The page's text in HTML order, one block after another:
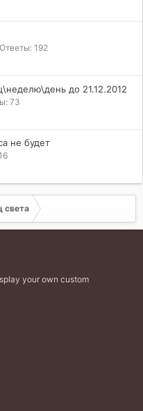
Ответы: 192
до 21.12.2012
73
не будет
света
your own custom